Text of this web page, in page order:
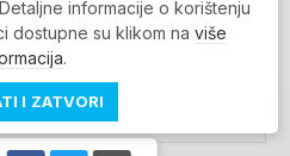
NEWSLETTER
SE
informacije o korištenju
dostupne su klikom na više
.
I ZATVORI